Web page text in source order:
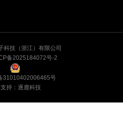
科技（浙江）有限公司
备2025184072号-2
31010402006465号
持：逐鹿科技